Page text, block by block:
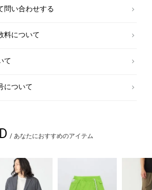
Tシャツ/カットソー
￥4,158
問い合わせする
料について
て
について
/ あなたにおすすめのアイテム